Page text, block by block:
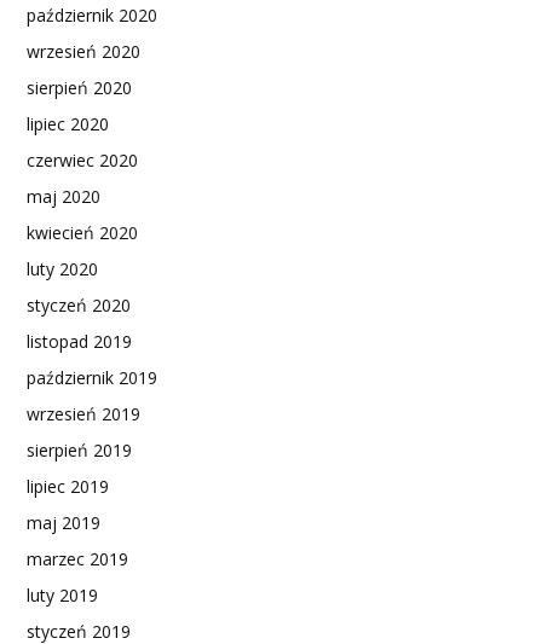
październik 2020
wrzesień 2020
sierpień 2020
lipiec 2020
czerwiec 2020
maj 2020
kwiecień 2020
luty 2020
styczeń 2020
listopad 2019
październik 2019
wrzesień 2019
sierpień 2019
lipiec 2019
maj 2019
marzec 2019
luty 2019
styczeń 2019